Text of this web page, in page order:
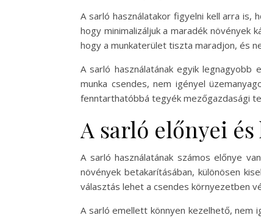
A sarló használatakor figyelni kell arra is,
hogy minimalizáljuk a maradék
hogy a munkaterület tiszta maradjon, és
A sarló használatának egyik
munka csendes, nem igényel
fenntarthatóbbá tegyék mezőgazdasági
A sarló előnyei
A sarló használatának számos előnye
növények betakarításában, különösen
választás lehet a csendes környezetben
A sarló emellett könnyen kezelhető, nem